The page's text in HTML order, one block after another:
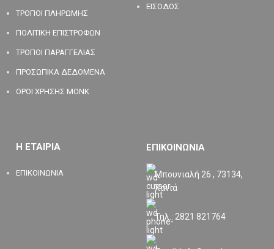
ΤΡΟΠΟΙ ΠΛΗΡΩΜΗΣ
ΠΟΛΙΤΙΚΗ ΕΠΙΣΤΡΟΦΩΝ
ΤΡΟΠΟΙ ΠΑΡΑΓΓΕΛΙΑΣ
ΠΡΟΣΩΠΙΚΑ ΔΕΔΟΜΕΝΑ
ΟΡΟΙ ΧΡΗΣΗΣ MONK
ΕΙΣΟΔΟΣ
Η ΕΤΑΙΡΙΑ
ΕΠΙΚΟΙΝΩΝΙΑ
ΕΠΙΚΟΙΝΩΝΙΑ
Μπουνιαλή 26 , 73134,
Χανιά
Τηλ.: 2821 821764